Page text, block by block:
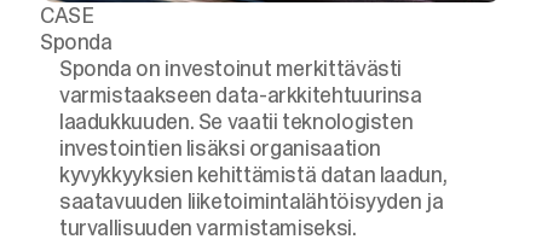
CASE
Sponda
Sponda on investoinut merkittävästi
varmistaakseen data-arkkitehtuurinsa
laadukkuuden. Se vaatii teknologisten
investointien lisäksi organisaation
kyvykkyyksien kehittämistä datan laadun,
saatavuuden liiketoimintalähtöisyyden ja
turvallisuuden varmistamiseksi.